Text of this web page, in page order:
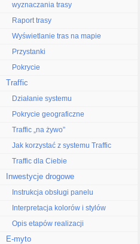
wyznaczania trasy
Raport trasy
Wyświetlanie tras na mapie
Przystanki
Pokrycie
Traffic
Działanie systemu
Pokrycie geograficzne
Traffic „na żywo”
Jak korzystać z systemu Traffic
Traffic dla Ciebie
Inwestycje drogowe
Instrukcja obsługi panelu
Interpretacja kolorów i stylów
Opis etapów realizacji
E-myto